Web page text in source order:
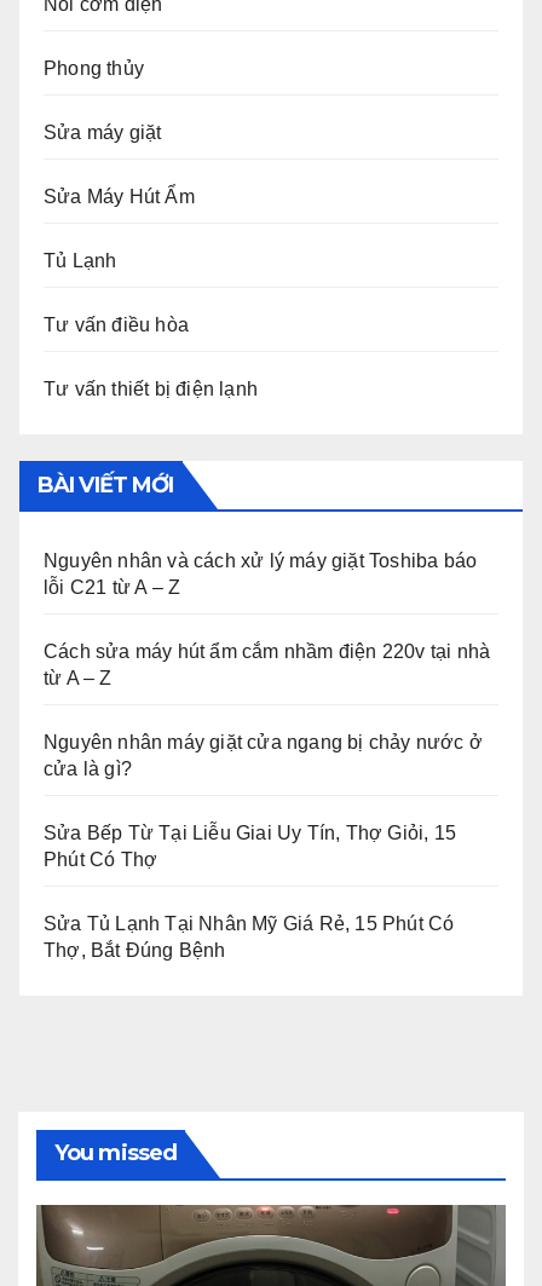
Nồi cơm điện
Phong thủy
Sửa máy giặt
Sửa Máy Hút Ẩm
Tủ Lạnh
Tư vấn điều hòa
Tư vấn thiết bị điện lạnh
BÀI VIẾT MỚI
Nguyên nhân và cách xử lý máy giặt Toshiba báo
lỗi C21 từ A – Z
Cách sửa máy hút ẩm cắm nhầm điện 220v tại nhà
từ A – Z
Nguyên nhân máy giặt cửa ngang bị chảy nước ở
cửa là gì?
Sửa Bếp Từ Tại Liễu Giai Uy Tín, Thợ Giỏi, 15
Phút Có Thợ
Sửa Tủ Lạnh Tại Nhân Mỹ Giá Rẻ, 15 Phút Có
Thợ, Bắt Đúng Bệnh
You missed